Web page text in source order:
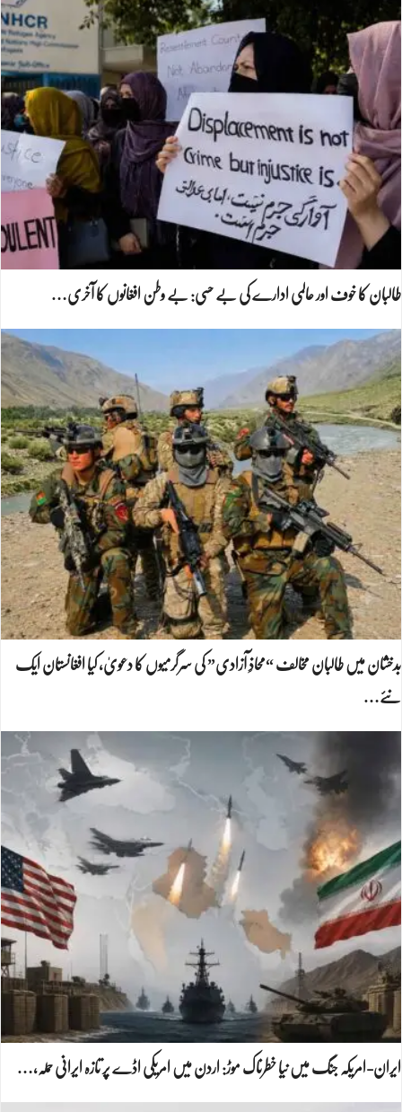
طالبان کا خوف اور عالمی ادارے کی بے حسی: بے وطن افغانوں کا آخری…
بدخشان میں طالبان مخالف “محاذِ آزادی” کی سرگرمیوں کا دعویٰ، کیا افغانستان ایک
نئے…
ایران-امریکہ جنگ میں نیا خطرناک موڑ: اردن میں امریکی اڈے پر تازہ ایرانی حملہ،…